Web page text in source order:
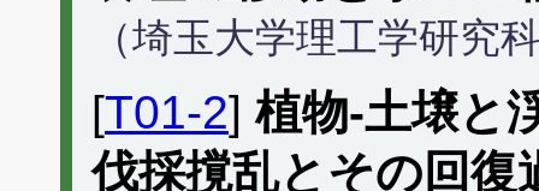
（埼玉大学理工学研究
[T01-2]植物-土壌と
伐採撹乱とその回復